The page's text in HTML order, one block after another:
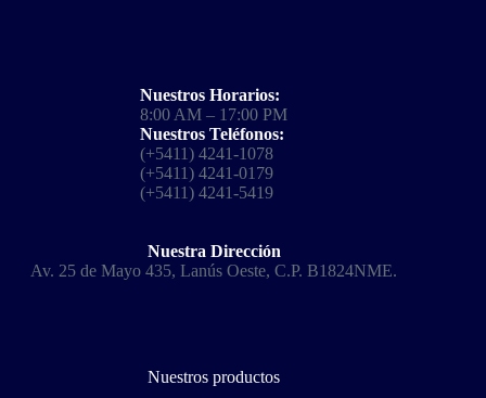
Nuestros Horarios:
8:00 AM – 17:00 PM
Nuestros Teléfonos:
(+5411) 4241-1078
(+5411) 4241-0179
(+5411) 4241-5419
Nuestra Dirección
Av. 25 de Mayo 435, Lanús Oeste, C.P. B1824NME.
Nuestros productos